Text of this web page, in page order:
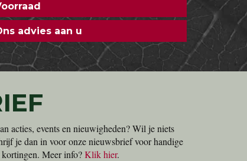
advies aan u
acties, events en nieuwigheden? Wil je niets
je dan in voor onze nieuwsbrief voor handige
kortingen. Meer info?Klik hier.